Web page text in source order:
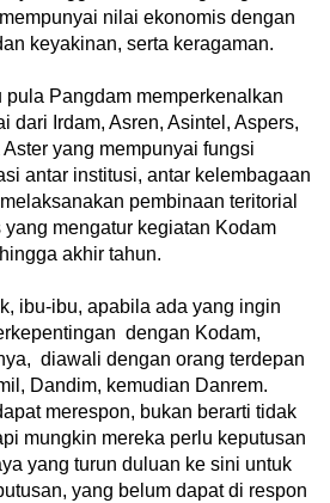
nilai ekonomis dengan
keyakinan, serta keragaman.
pula Pangdam memperkenalkan
dari Irdam, Asren, Asintel, Aspers,
yang mempunyai fungsi
antar institusi, antar kelembagaan
pembinaan teritorial
mengatur kegiatan Kodam
akhir tahun.
ibu-ibu, apabila ada yang ingin
dengan Kodam,
diawali dengan orang terdepan
Dandim, kemudian Danrem.
merespon, bukan berarti tidak
mungkin mereka perlu keputusan
yang turun duluan ke sini untuk
yang belum dapat di respon